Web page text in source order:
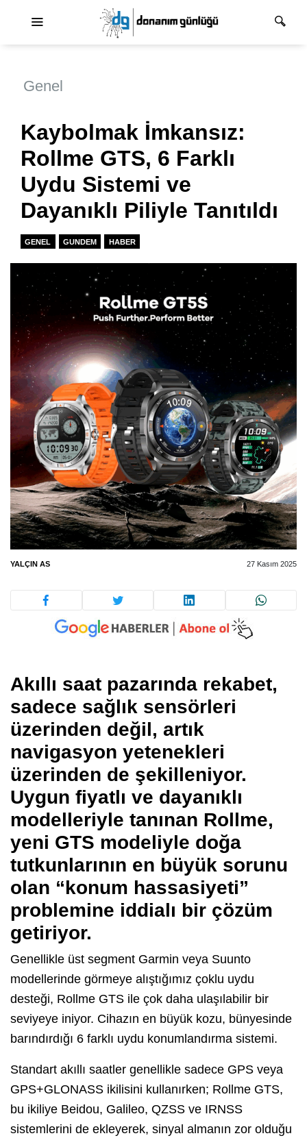
Genel
Kaybolmak İmkansız:
Rollme GTS, 6 Farklı
Uydu Sistemi ve
Dayanıklı Piliyle Tanıtıldı
GENEL GUNDEM HABER
YALÇIN AS 27 Kasım 2025
Akıllı saat pazarında rekabet,
sadece sağlık sensörleri
üzerinden değil, artık
navigasyon yetenekleri
üzerinden de şekilleniyor.
Uygun fiyatlı ve dayanıklı
modelleriyle tanınan Rollme,
yeni GTS modeliyle doğa
tutkunlarının en büyük sorunu
olan “konum hassasiyeti”
problemine iddialı bir çözüm
getiriyor.
Genellikle üst segment Garmin veya Suunto
modellerinde görmeye alıştığımız çoklu uydu
desteği, Rollme GTS ile çok daha ulaşılabilir bir
seviyeye iniyor. Cihazın en büyük kozu, bünyesinde
barındırdığı 6 farklı uydu konumlandırma sistemi.
Standart akıllı saatler genellikle sadece GPS veya
GPS+GLONASS ikilisini kullanırken; Rollme GTS,
bu ikiliye Beidou, Galileo, QZSS ve IRNSS
sistemlerini de ekleyerek, sinyal almanın zor olduğu